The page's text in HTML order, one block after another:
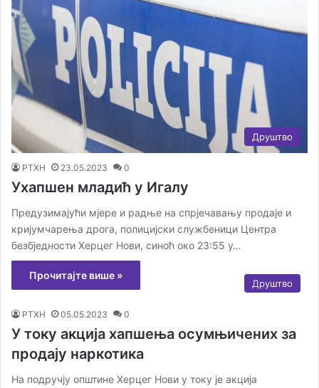
Друштво
РТХН 23.05.2023 0
Ухапшен младић у Игалу
Предузимајући мјере и радње на спрјечавању продаје и
кријумчарења дрога, полицијски службеници Центра
безбједности Херцег Нови, синоћ око 23:55 у…
Прочитајте више »
Друштво
РТХН 05.05.2023 0
У току акција хапшења осумњичених за
продају наркотика
На подручју општине Херцег Нови у току је акција